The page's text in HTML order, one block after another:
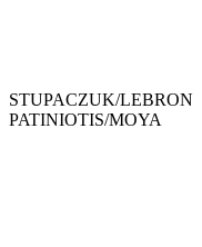
STUPACZUK/LEBRON
PATINIOTIS/MOYA